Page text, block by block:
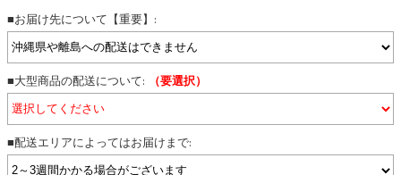
■お届け先について【重要】:
■大型商品の配送について: （要選択）
■配送エリアによってはお届けまで: